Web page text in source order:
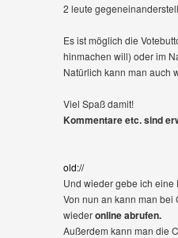
2 leute
Es ist möglich die
hinmachen will) oder im
Natürlich kann man auch
Viel Spaß damit!
Kommentare etc. sind
old://
Und wieder gebe ich eine
Von nun an kann man
wiederonline abrufen.
Außerdem kann man die